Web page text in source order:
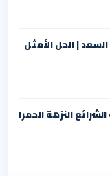
| الحل الأمثل
النزهة الحمرا